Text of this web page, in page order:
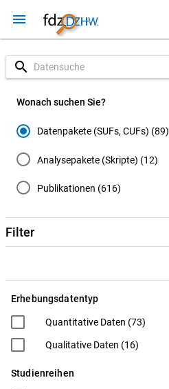
menu
search
Wonach suchen Sie?
Datenpakete (SUFs, CUFs) (89)
Analysepakete (Skripte) (12)
Publikationen (616)
Filter
Erhebungsdatentyp
Quantitative Daten (73)
Qualitative Daten (16)
Studienreihen